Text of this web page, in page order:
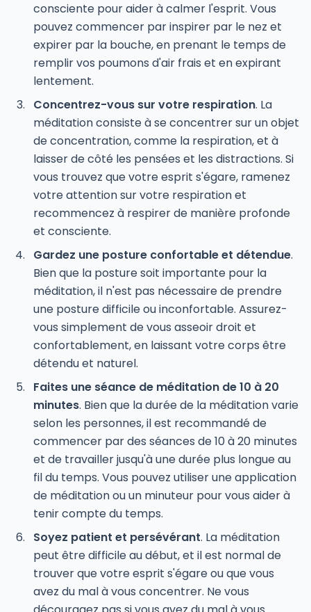
consciente pour aider à calmer l'esprit. Vous
pouvez commencer par inspirer par le nez et
expirer par la bouche, en prenant le temps de
remplir vos poumons d'air frais et en expirant
lentement.
Concentrez-vous sur votre respiration. La
méditation consiste à se concentrer sur un objet
de concentration, comme la respiration, et à
laisser de côté les pensées et les distractions. Si
vous trouvez que votre esprit s'égare, ramenez
votre attention sur votre respiration et
recommencez à respirer de manière profonde
et consciente.
Gardez une posture confortable et détendue.
Bien que la posture soit importante pour la
méditation, il n'est pas nécessaire de prendre
une posture difficile ou inconfortable. Assurez-
vous simplement de vous asseoir droit et
confortablement, en laissant votre corps être
détendu et naturel.
Faites une séance de méditation de 10 à 20
minutes. Bien que la durée de la méditation varie
selon les personnes, il est recommandé de
commencer par des séances de 10 à 20 minutes
et de travailler jusqu'à une durée plus longue au
fil du temps. Vous pouvez utiliser une application
de méditation ou un minuteur pour vous aider à
tenir compte du temps.
Soyez patient et persévérant. La méditation
peut être difficile au début, et il est normal de
trouver que votre esprit s'égare ou que vous
avez du mal à vous concentrer. Ne vous